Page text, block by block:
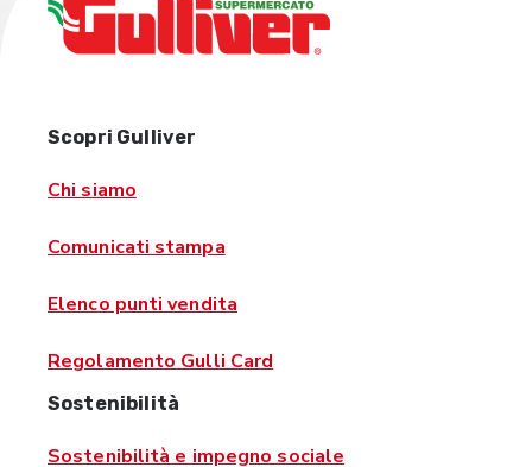
Scopri Gulliver
Chi siamo
Comunicati stampa
Elenco punti vendita
Regolamento Gulli Card
Sostenibilità
Sostenibilità e impegno sociale